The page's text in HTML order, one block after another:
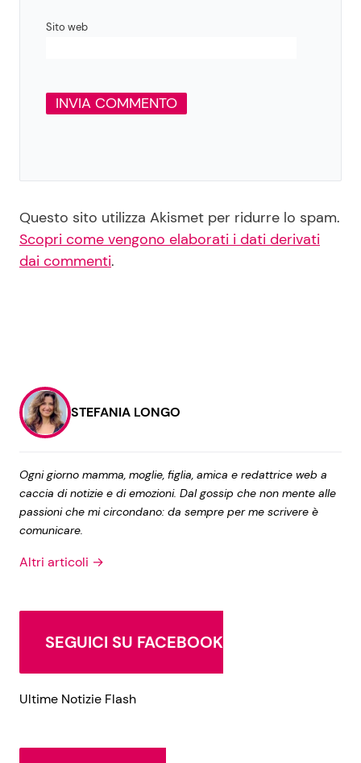
Sito web
Questo sito utilizza Akismet per ridurre lo spam.
Scopri come vengono elaborati i dati derivati
dai commenti.
STEFANIA LONGO
Ogni giorno mamma, moglie, figlia, amica e redattrice web a
caccia di notizie e di emozioni. Dal gossip che non mente alle
passioni che mi circondano: da sempre per me scrivere è
comunicare.
Altri articoli →
SEGUICI SU FACEBOOK
Ultime Notizie Flash